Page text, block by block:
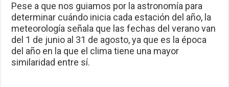
Pese a que nos guiamos por la astronomía para
determinar cuándo inicia cada estación del año, la
meteorología señala que las fechas del verano van
del 1 de junio al 31 de agosto, ya que es la época
del año en la que el clima tiene una mayor
similaridad entre sí.